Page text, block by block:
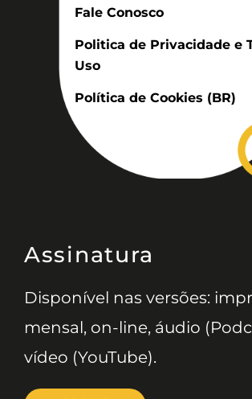
Fale Conosco
Politica de Privacidade e
Uso
Política de Cookies (BR)
Assinatura
Disponível nas versões:
mensal, on-line, áudio
vídeo (YouTube).